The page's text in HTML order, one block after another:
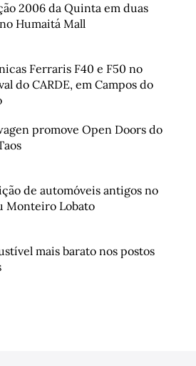
2006 da Quinta em duas
Humaitá Mall
Ferraris F40 e F50 no
do CARDE, em Campos do
promove Open Doors do
de automóveis antigos no
Monteiro Lobato
mais barato nos postos